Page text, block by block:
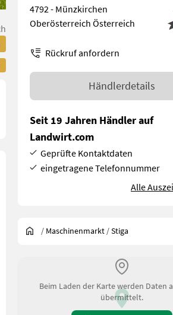
4792 - Münzkirchen
Oberösterreich Österreich
Rückruf anfordern
Händlerdetails
Seit 19 Jahren Händler auf
Landwirt.com
Geprüfte Kontaktdaten
eingetragene Telefonnummer
Alle
/ Maschinenmarkt /Stiga
Beim Laden der Karte werden Daten
übermittelt.